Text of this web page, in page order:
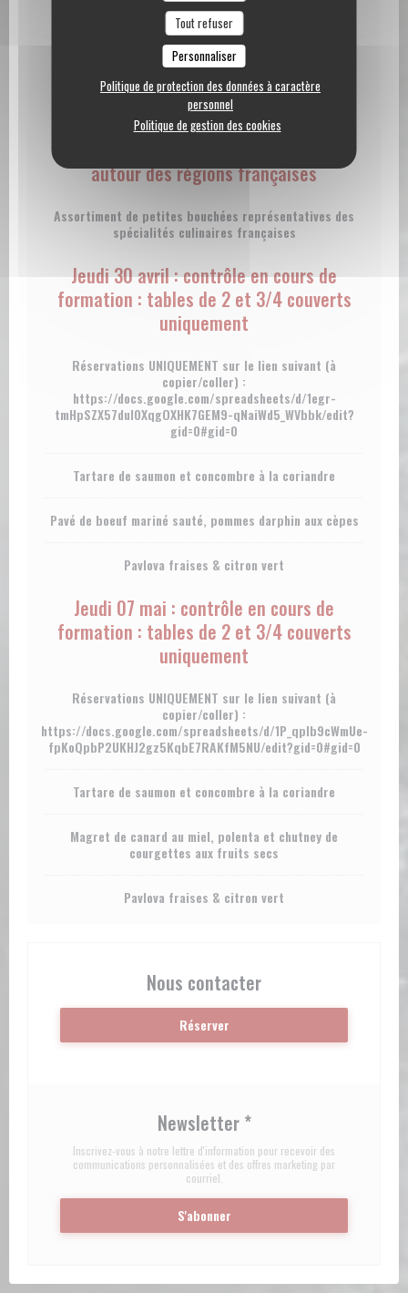
Tout refuser
Personnaliser
Politique de protection des données à caractère
personnel
Politique de gestion des cookies
Déclinaison de céleri & truffe noire
Tartelette fraise-rhubarbe, shot fleur de sureau
Vendredi 24 avril : Le tour de France des
spécialités régionales en petites
autour des régions françaises
Assortiment de petites bouchées représentatives des
spécialités culinaires françaises
Jeudi 30 avril : contrôle en cours de
formation : tables de 2 et 3/4 couverts
uniquement
Réservations UNIQUEMENT sur le lien suivant (à
copier/coller) :
https://docs.google.com/spreadsheets/d/1egr-
tmHpSZX57dul0XqgOXHK7GEM9-qNaiWd5_WVbbk/edit?
gid=0#gid=0
Tartare de saumon et concombre à la coriandre
Pavé de boeuf mariné sauté, pommes darphin aux cèpes
Pavlova fraises & citron vert
Jeudi 07 mai : contrôle en cours de
formation : tables de 2 et 3/4 couverts
uniquement
Réservations UNIQUEMENT sur le lien suivant (à
copier/coller) :
https://docs.google.com/spreadsheets/d/1P_qplb9cWmUe-
fpKoQpbP2UKHJ2gz5KqbE7RAKfM5NU/edit?gid=0#gid=0
Tartare de saumon et concombre à la coriandre
Magret de canard au miel, polenta et chutney de
courgettes aux fruits secs
Pavlova fraises & citron vert
Nous contacter
Réserver
Newsletter *
Inscrivez-vous à notre lettre d'information pour recevoir des
communications personnalisées et des offres marketing par
courriel.
S'abonner